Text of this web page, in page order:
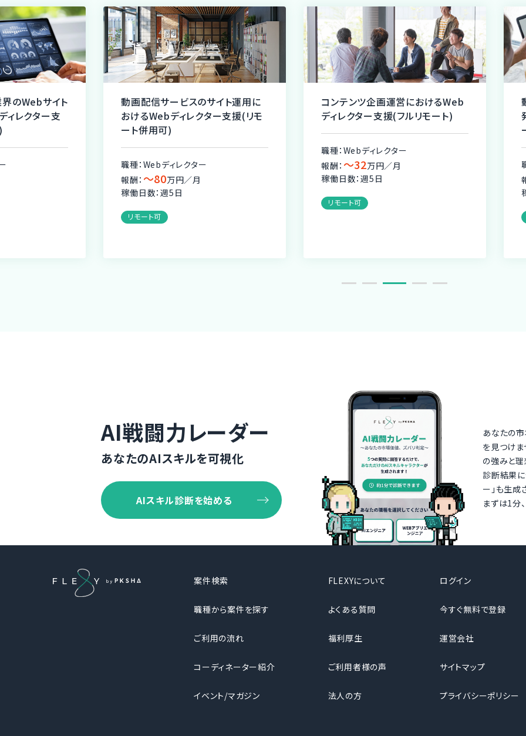
のWebサイト
ィレクター支
動画配信サービスのサイト運用に
おけるWebディレクター支援(リモ
ート併用可)
職種：Webディレクター
報酬： 〜80万円／月
稼働日数：週5日
リモート可
コンテンツ企画運営におけるWeb
ディレクター支援(フルリモート)
職種：Webディレクター
報酬： 〜32万円／月
稼働日数：週5日
リモート可
AI戦闘力レーダー
あなたのAIスキルを可視化
AIスキル診断を始める
あなたの
を見つけ
の強みと理
診断結果
ー」も生成
まずは1分
案件検索
職種から案件を探す
ご利用の流れ
コーディネーター紹介
イベント/マガジン
FLEXYについて
よくある質問
福利厚生
ご利用者様の声
法人の方
ログイン
今すぐ無料で登録
運営会社
サイトマップ
プライバシーポリシー